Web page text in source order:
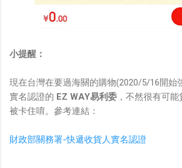
小提醒：
現在台灣在要過海關的購物(2020/5/16開始
實名認證的 EZ WAY易利委 ，不然很有可
被卡住唷。參考連結：
財政部關務署-快遞收貨人實名認證